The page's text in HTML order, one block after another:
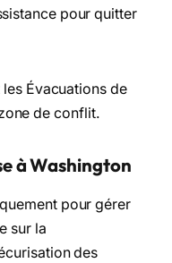
pour quitter
à Washington
pour gérer
sur la
des